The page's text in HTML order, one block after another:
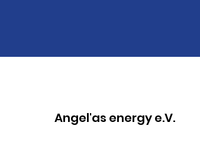
Angel'as energy e.V.